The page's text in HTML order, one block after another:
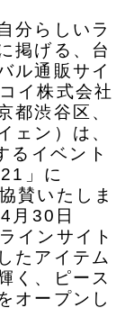
分らしいラ
掲げる、台
ル通販サイ
イ株式会社
都渋谷区、
ェン）は、
るイベント
」に
賛いたしま
月30日
インサイト
たアイテム
く、ピース
オープンし